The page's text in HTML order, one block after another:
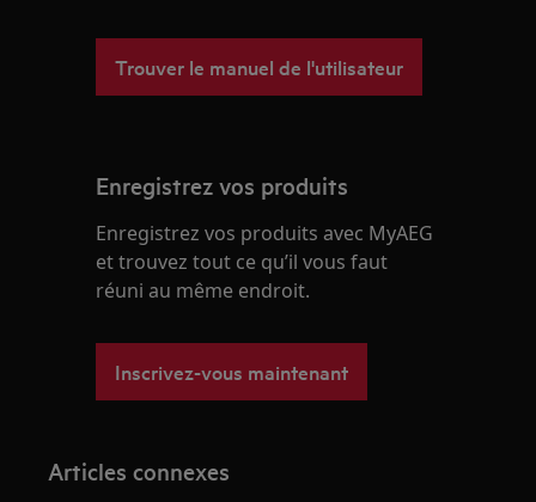
Trouver le manuel de l'utilisateur
Enregistrez vos produits
Enregistrez vos produits avec MyAEG
et trouvez tout ce qu’il vous faut
réuni au même endroit.
Inscrivez-vous maintenant
Articles connexes